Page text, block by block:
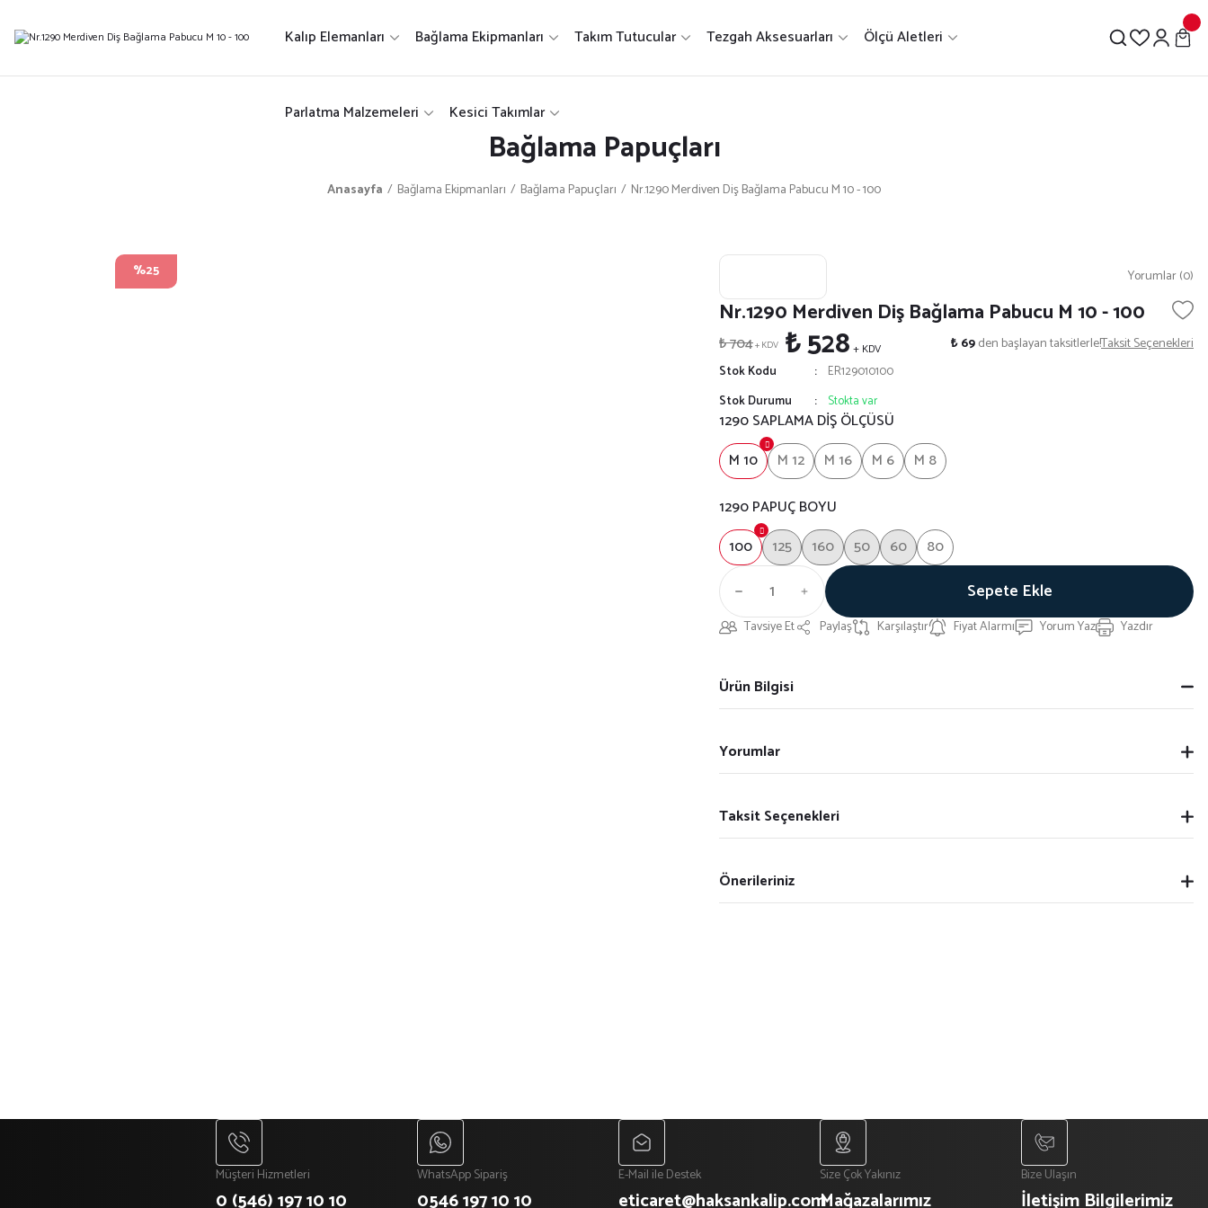
Kalıp Elemanları Bağlama Ekipmanları Takım Tutucular Tezgah Aksesuarları Ölçü Aletleri
Parlatma Malzemeleri Kesici Takımlar
Bağlama Papuçları
Anasayfa Bağlama Ekipmanları Bağlama Papuçları Nr.1290 Merdiven Diş Bağlama Pabucu M 10 - 100
%25 Yorumlar (0)
Nr.1290 Merdiven Diş Bağlama Pabucu M 10 - 100
₺ 704+ KDV ₺ 528 + KDV ₺ 69den başlayan taksitlerle!Taksit Seçenekleri
Stok Kodu
ER129010100
Stok Durumu
Stokta var
1290 SAPLAMA DİŞ ÖLÇÜSÜ
M 10
M 12 M 16 M 6
M 8
1290 PAPUÇ BOYU
100
125 160 50 60 80
Sepete Ekle
Tavsiye Et Paylaş Karşılaştır Fiyat Alarmı Yorum Yaz Yazdır
Ürün Bilgisi
Yorumlar
Taksit Seçenekleri
Önerileriniz
Müşteri Hizmetleri
0 (546) 197 10 10
WhatsApp Sipariş
0546 197 10 10
E-Mail ile Destek
eticaret@haksankalip.com
Size Çok Yakınız
Mağazalarımız
Bize Ulaşın
İletişim Bilgilerimiz